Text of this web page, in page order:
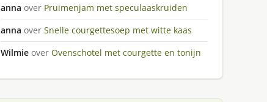
anna over Pruimenjam met speculaaskruiden
anna over Snelle courgettesoep met witte kaas
Wilmie over Ovenschotel met courgette en tonijn